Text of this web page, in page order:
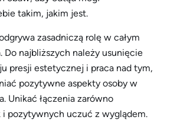
takim, jakim jest.
zasadniczą rolę w całym
Do najbliższych należy usunięcie
presji estetycznej i praca nad tym,
pozytywne aspekty osoby w
Unikać łączenia zarówno
i pozytywnych uczuć z wyglądem.